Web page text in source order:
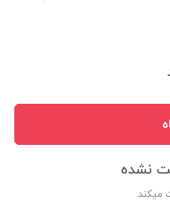
نشده
میکند